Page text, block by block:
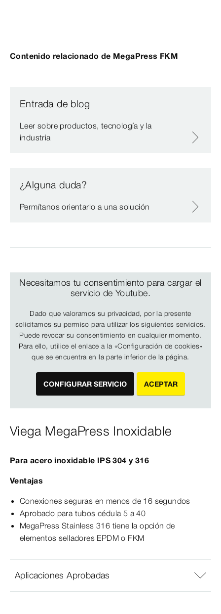
Contenido relacionado de MegaPress FKM
Entrada de blog
Leer sobre productos, tecnología y la
industria
¿Alguna duda?
Permítanos orientarlo a una solución
Necesitamos tu consentimiento para cargar el
servicio de Youtube.
Dado que valoramos su privacidad, por la presente
solicitamos su permiso para utilizar los siguientes servicios.
Puede revocar su consentimiento en cualquier momento.
Para ello, utilice el enlace a la «Configuración de cookies»
que se encuentra en la parte inferior de la página.
CONFIGURAR SERVICIO ACEPTAR
Viega MegaPress Inoxidable
Para acero inoxidable IPS 304 y 316
Ventajas
Conexiones seguras en menos de 16 segundos
Aprobado para tubos cédula 5 a 40
MegaPress Stainless 316 tiene la opción de
elementos selladores EPDM o FKM
Aplicaciones Aprobadas